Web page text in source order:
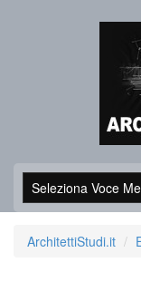
ArchitettiStudi.it